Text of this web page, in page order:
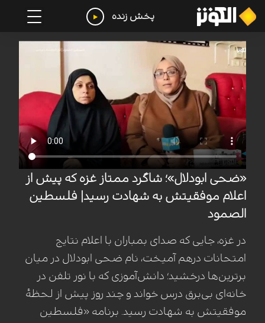
پخش زنده
«ضحی ابودلال»؛ شاگرد ممتاز غزه که پیش از
اعلام موفقیتش به شهادت رسید| فلسطین
الصمود
در غزه، جایی که صدای بمباران با اعلام نتایج
امتحانات درهم آمیخت، نام ضحی ابودلال در میان
برترین‌ها درخشید؛ دانش‌آموزی که با نور تلفن در
خانه‌ای بی‌برق درس خواند و چند روز پیش از لحظهٔ
موفقیتش به شهادت رسید. برنامه «فلسطین